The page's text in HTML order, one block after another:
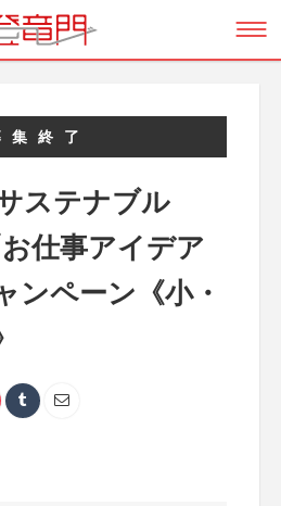
集終了
ステナブル
仕事アイデア
ンペーン《小・